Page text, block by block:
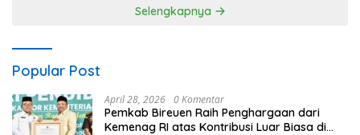
Selengkapnya
Popular Post
April 28, 2026 0 Komentar
Pemkab Bireuen Raih Penghargaan dari
Kemenag RI atas Kontribusi Luar Biasa di